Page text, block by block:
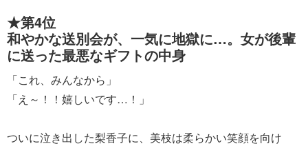
★第4位
和やかな送別会が、一気に地獄に…。女が後輩
に送った最悪なギフトの中身
「これ、みんなから」
「え～！！嬉しいです…！」
ついに泣き出した梨香子に、美枝は柔らかい笑顔を向け